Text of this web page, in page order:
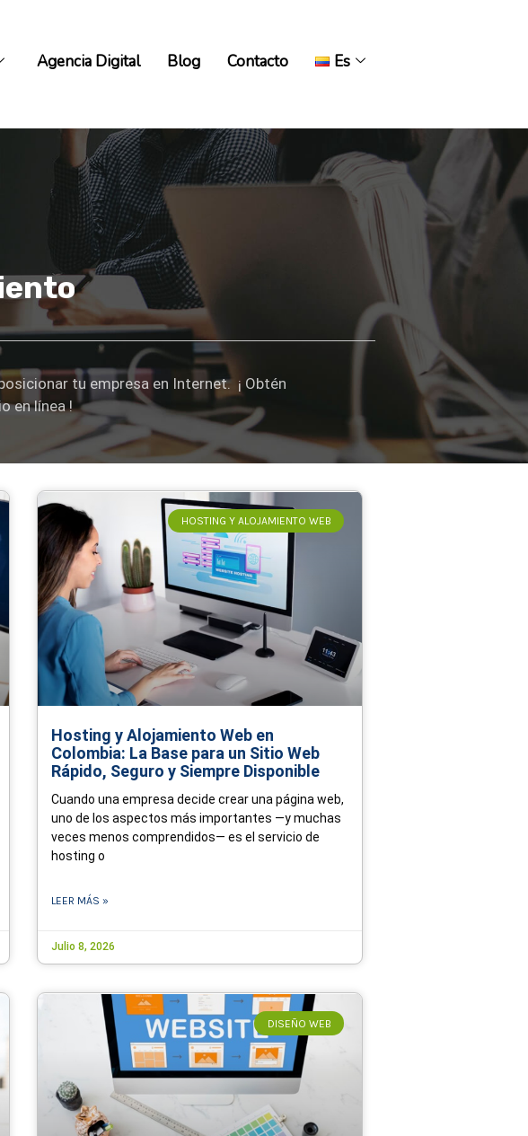
Agencia Digital Blog Contacto Es
Agencia Digital Blog Contacto Es
tu empresa en Internet. ¡ Obtén
en línea !
HOSTING Y ALOJAMIENTO WEB
Hosting y Alojamiento Web en
Colombia: La Base para un Sitio Web
Rápido, Seguro y Siempre Disponible
Cuando una empresa decide crear una página web,
uno de los aspectos más importantes —y muchas
veces menos comprendidos— es el servicio de
hosting o
LEER MÁS »
Julio 8, 2026
DISEÑO WEB